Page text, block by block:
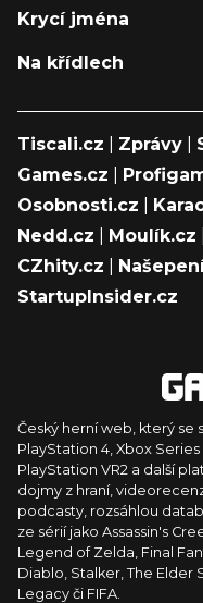
Krycí jména
Na křídlech
Tiscali.cz Zprávy
Games.cz
Osobnosti.cz
Nedd.cz
Moulík.cz
CZhity.cz
StartupInsider.cz
Český herní web, který se
PlayStation 4, Xbox
PlayStation VR2 a další
dojmy z hraní,
podcasty, rozsáhlou
ze sérií jako Assassin's
Legend of Zelda, Final
Diablo, Stalker, The Elder
Legacy či FIFA.